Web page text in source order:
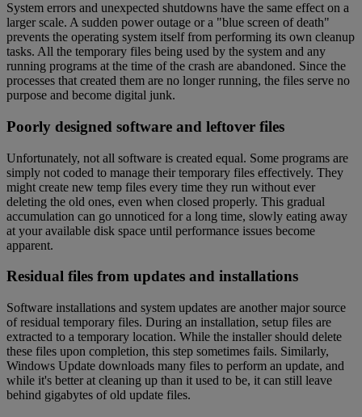
System errors and unexpected shutdowns have the same effect on a
larger scale. A sudden power outage or a "blue screen of death"
prevents the operating system itself from performing its own cleanup
tasks. All the temporary files being used by the system and any
running programs at the time of the crash are abandoned. Since the
processes that created them are no longer running, the files serve no
purpose and become digital junk.
Poorly designed software and leftover files
Unfortunately, not all software is created equal. Some programs are
simply not coded to manage their temporary files effectively. They
might create new temp files every time they run without ever
deleting the old ones, even when closed properly. This gradual
accumulation can go unnoticed for a long time, slowly eating away
at your available disk space until performance issues become
apparent.
Residual files from updates and installations
Software installations and system updates are another major source
of residual temporary files. During an installation, setup files are
extracted to a temporary location. While the installer should delete
these files upon completion, this step sometimes fails. Similarly,
Windows Update downloads many files to perform an update, and
while it's better at cleaning up than it used to be, it can still leave
behind gigabytes of old update files.